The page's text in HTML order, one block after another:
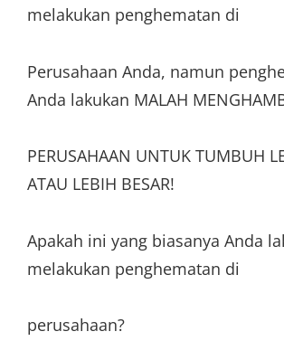
melakukan penghematan di
Perusahaan Anda, namun
Anda lakukan MALAH
PERUSAHAAN UNTUK TUMBUH
ATAU LEBIH BESAR!
Apakah ini yang biasanya Anda
melakukan penghematan di
perusahaan?